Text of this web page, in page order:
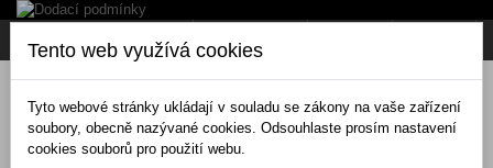
Tento web využívá cookies
Tyto webové stránky ukládají v souladu se zákony na vaše zařízení
soubory, obecně nazývané cookies. Odsouhlaste prosím nastavení
cookies souborů pro použití webu.